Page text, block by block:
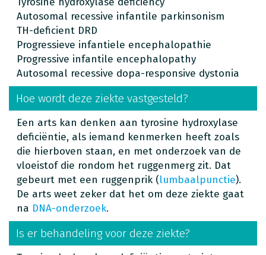
Autosomal recessive infantile parkinsonism
TH-deficient DRD
Progressieve infantiele encephalopathie
Progressive infantile encephalopathy
Autosomal recessive dopa-responsive dystonia
Hoe wordt deze ziekte vastgesteld?
Een arts kan denken aan tyrosine hydroxylase
deficiëntie, als iemand kenmerken heeft zoals
die hierboven staan, en met onderzoek van de
vloeistof die rondom het ruggenmerg zit. Dat
gebeurt met een ruggenprik (lumbaalpunctie).
De arts weet zeker dat het om deze ziekte gaat
na DNA-onderzoek.
Is er behandeling voor deze ziekte?